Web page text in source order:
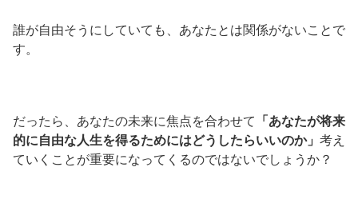
誰が自由そうにしていても、あなたとは関係がないことで
す。
だったら、あなたの未来に焦点を合わせて
「あなたが将来
的に自由な人生を得るためにはどうしたらいいのか」 考え
ていくことが重要になってくるのではないでしょうか？